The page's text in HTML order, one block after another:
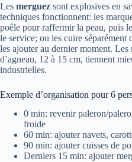
Les merguez sont explosives en
techniques fonctionnent: les
poêle pour raffermir la peau, puis
le service; ou les cuire séparément
les ajouter au dernier moment. Les
d’agneau, 12 à 15 cm, tiennent
industrielles.
Exemple d’organisation pour 6
0 min: revenir paleron/
froide
60 min: ajouter navets,
90 min: ajouter cuisses de
Derniers 15 min: ajouter